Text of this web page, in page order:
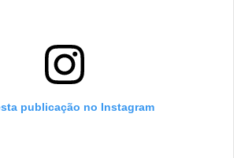
publicação no Instagram